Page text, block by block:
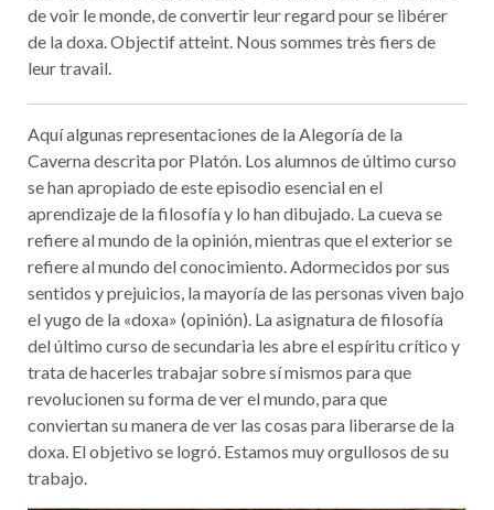
de voir le monde, de convertir leur regard pour se libérer
de la doxa. Objectif atteint. Nous sommes très fiers de
leur travail.
Aquí algunas representaciones de la Alegoría de la
Caverna descrita por Platón. Los alumnos de último curso
se han apropiado de este episodio esencial en el
aprendizaje de la filosofía y lo han dibujado. La cueva se
refiere al mundo de la opinión, mientras que el exterior se
refiere al mundo del conocimiento. Adormecidos por sus
sentidos y prejuicios, la mayoría de las personas viven bajo
el yugo de la «doxa» (opinión). La asignatura de filosofía
del último curso de secundaria les abre el espíritu crítico y
trata de hacerles trabajar sobre sí mismos para que
revolucionen su forma de ver el mundo, para que
conviertan su manera de ver las cosas para liberarse de la
doxa. El objetivo se logró. Estamos muy orgullosos de su
trabajo.